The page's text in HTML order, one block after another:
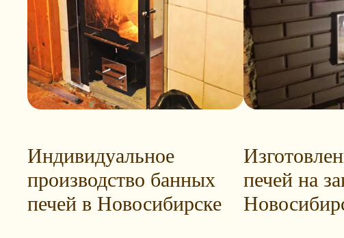
Индивидуальное
производство банных
печей в Новосибирске
печей на